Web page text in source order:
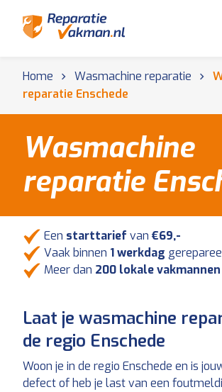
Home Wasmachine reparatie
reparatie Enschede
Wasmachine
reparatie
Een starttarief van €69,-
Vaak binnen 1 werkdag
Meer dan 200 lokale vakmannen
Laat je wasmachine
de regio Enschede
Woon je in de regio Enschede en is
defect of heb je last van een